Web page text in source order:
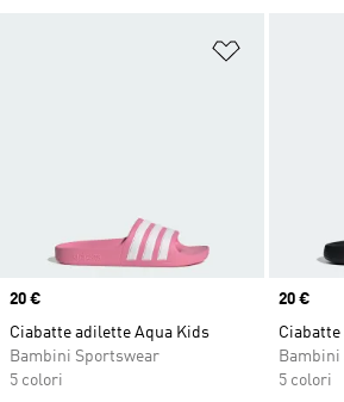
Aggiungi
Price
20 €
Ciabatte adilette Aqua Kids
Bambini Sportswear
5 colori
Price
20 €
5 colori